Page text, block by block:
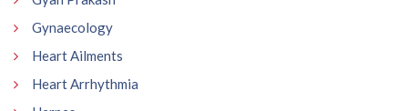
Gynaecology
Heart Ailments
Heart Arrhythmia